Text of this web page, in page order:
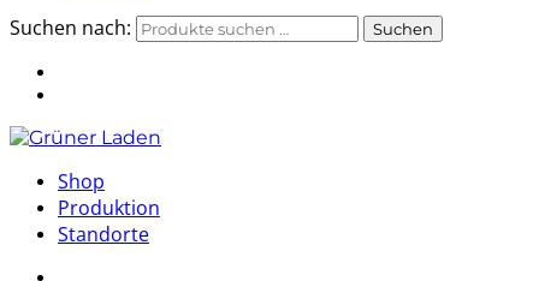
Suchen nach:
Suchen
Shop
Produktion
Standorte